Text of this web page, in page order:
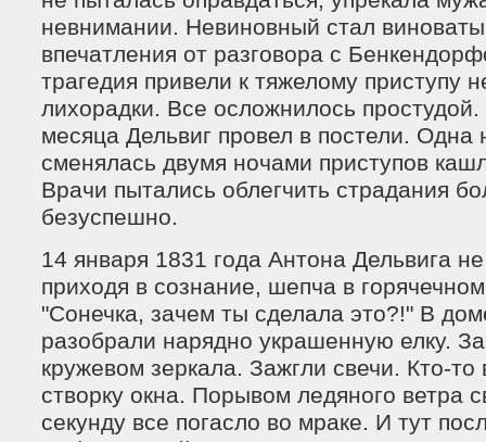
невнимании. Невиновный стал
впечатления от разговора с
трагедия привели к тяжелому приступу
лихорадки. Все осложнилось
месяца Дельвиг провел в постели. Одна
сменялась двумя ночами приступов
Врачи пытались облегчить страдания
безуспешно.
14 января 1831 года Антона Дельвига
приходя в сознание, шепча в
"Сонечка, зачем ты сделала это?!" В
разобрали нарядно украшенную елку.
кружевом зеркала. Зажгли свечи. Кто-то
створку окна. Порывом ледяного ветра
секунду все погасло во мраке. И тут